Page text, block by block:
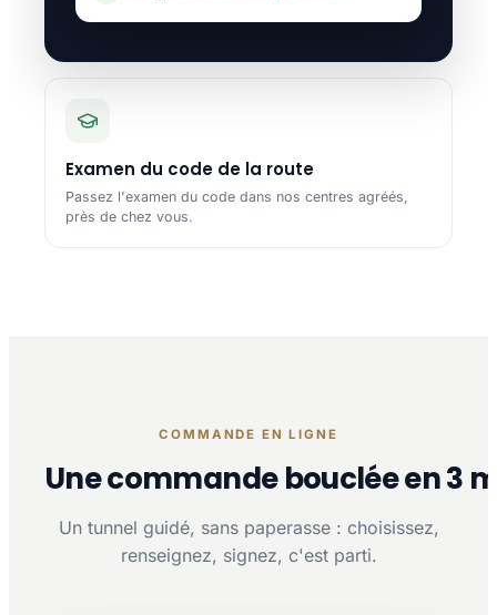
Examen du code de la route
Passez l'examen du code dans nos centres agréés,
près de chez vous.
COMMANDE EN LIGNE
Une commande bouclée en 3
Un tunnel guidé, sans paperasse : choisissez,
renseignez, signez, c'est parti.